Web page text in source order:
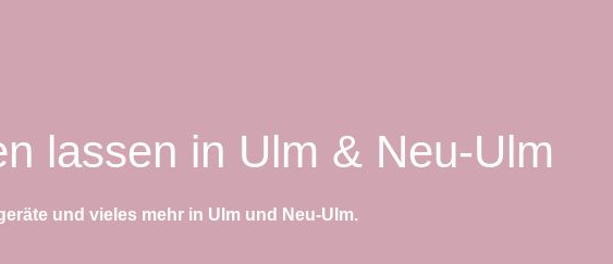
lassen in Ulm & Neu-Ulm
und vieles mehr in Ulm und Neu-Ulm.